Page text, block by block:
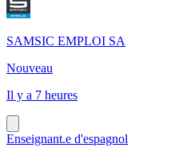
SAMSIC EMPLOI SA
Nouveau
Il y a 7 heures
Enseignant.e d'espagnol